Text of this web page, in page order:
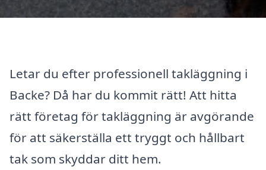
Letar du efter professionell takläggning i
Backe? Då har du kommit rätt! Att hitta
rätt företag för takläggning är avgörande
för att säkerställa ett tryggt och hållbart
tak som skyddar ditt hem.